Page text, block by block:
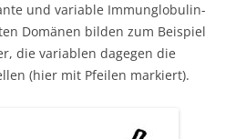
und variable Immunglobulin-
Domänen bilden zum Beispiel
die variablen dagegen die
(hier mit Pfeilen markiert).